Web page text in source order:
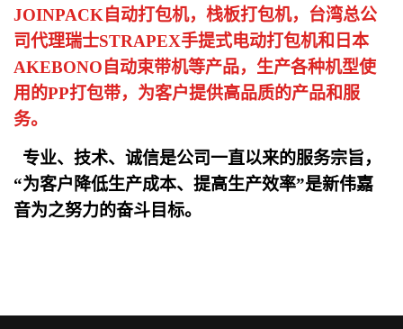
JOINPACK自动打包机，栈板打包机，台湾总公
司代理瑞士STRAPEX手提式电动打包机和日本
AKEBONO自动束带机等产品，生产各种机型使
用的PP打包带，为客户提供高品质的产品和服
务。
专业、 技术、 诚信是公司一直以来的服务宗旨，
“为客户降低生产成本、 提高生产效率”是新伟嘉
音为之努力的奋斗目标。